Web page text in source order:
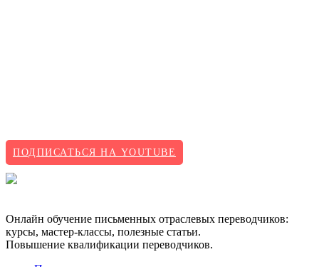
ПОДПИСАТЬСЯ НА YOUTUBE
Онлайн обучение письменных отраслевых переводчиков:
курсы, мастер-классы, полезные статьи.
Повышение квалификации переводчиков.